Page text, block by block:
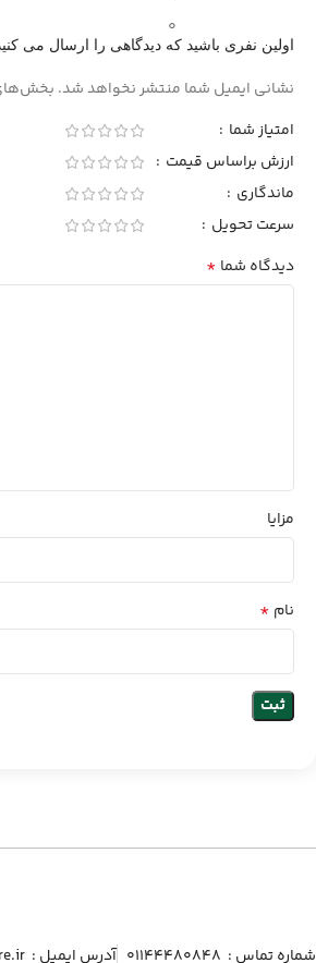
0
اولین نفری باشید که دیدگاهی را ارسال می
نشانی ایمیل شما منتشر نخواهد شد. بخش‌های
امتیاز شما
ارزش براساس قیمت
ماندگاری
سرعت تحویل
دیدگاه شما *
مزایا
نام *
شماره تماس :‌ ۰۱۱۴۴۴۸۰۸۴۸ آدرس ایمیل :‌ info@reyhanestore.ir